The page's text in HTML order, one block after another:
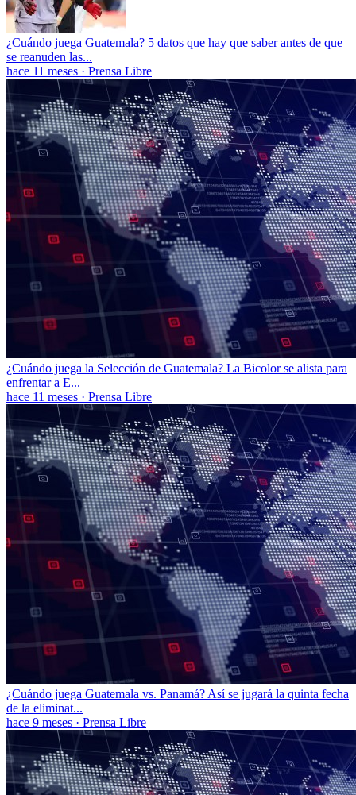
¿Cuándo juega Guatemala? 5 datos que hay que saber antes de que
se reanuden las...
hace 11 meses · Prensa Libre
¿Cuándo juega la Selección de Guatemala? La Bicolor se alista para
enfrentar a E...
hace 11 meses · Prensa Libre
¿Cuándo juega Guatemala vs. Panamá? Así se jugará la quinta fecha
de la eliminat...
hace 9 meses · Prensa Libre